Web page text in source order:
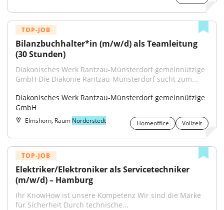
TOP-JOB
Bilanzbuchhalter*in (m/w/d) als Teamleitung
(30 Stunden)
Diakonisches Werk Rantzau-Münsterdorf gemeinnützige
GmbH Die Diakonie Rantzau-Münsterdorf sucht zum...
Diakonisches Werk Rantzau-Münsterdorf gemeinnützige
GmbH
Elmshorn, Raum Norderstedt Homeoffice Vollzeit
TOP-JOB
Elektriker/Elektroniker als Servicetechniker
(m/w/d) – Hamburg
Ihr KnowHow ist unsere Kompetenz Wir sind die Marke
für Sicherheit Durch technische...